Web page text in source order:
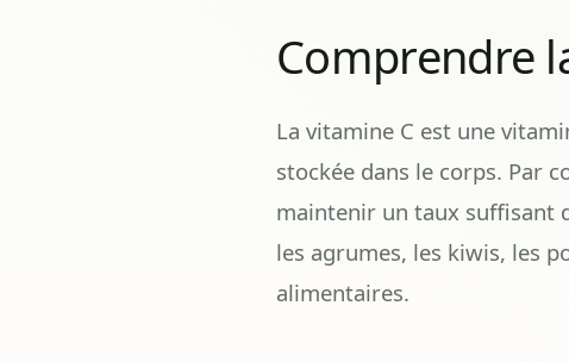
Comprendre
La vitamine C est une
stockée dans le corps. Par
maintenir un taux suffisant
les agrumes, les kiwis, les
alimentaires.